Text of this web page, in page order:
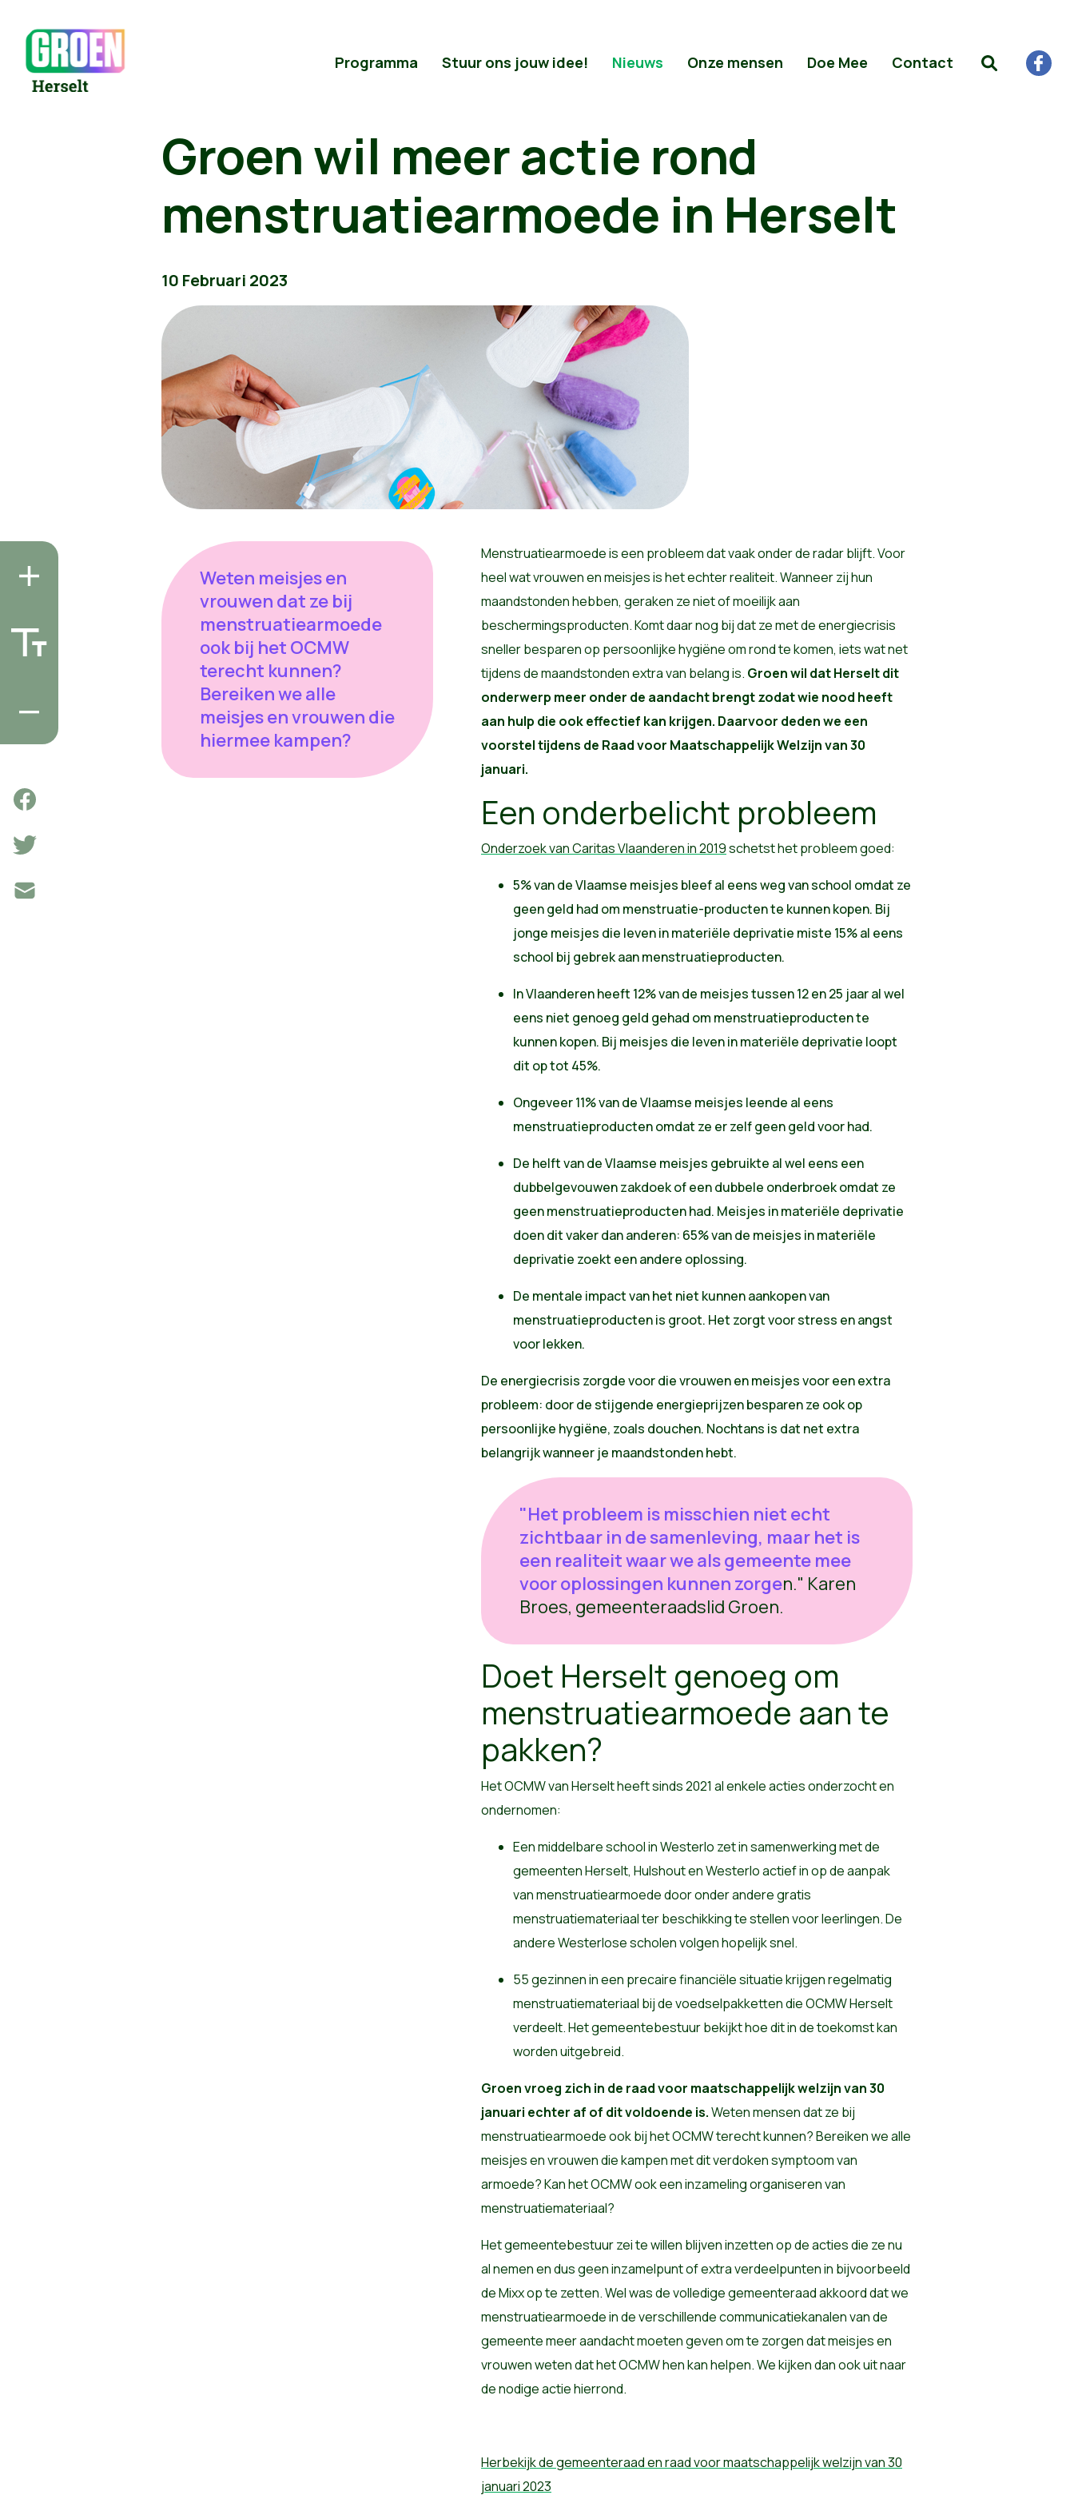
Programma Stuur ons jouw idee! Nieuws Onze mensen Doe Mee Contact
Groen wil meer actie rond
menstruatiearmoede in Herselt
10 Februari 2023
Weten meisjes en
vrouwen dat ze bij
menstruatiearmoede
ook bij het OCMW
terecht kunnen?
Bereiken we alle
meisjes en vrouwen die
hiermee kampen?
Menstruatiearmoede is een probleem dat vaak onder de radar blijft. Voor
heel wat vrouwen en meisjes is het echter realiteit. Wanneer zij hun
maandstonden hebben, geraken ze niet of moeilijk aan
beschermingsproducten. Komt daar nog bij dat ze met de energiecrisis
sneller besparen op persoonlijke hygiëne om rond te komen, iets wat net
tijdens de maandstonden extra van belang is. Groen wil dat Herselt dit
onderwerp meer onder de aandacht brengt zodat wie nood heeft
aan hulp die ook effectief kan krijgen. Daarvoor deden we een
voorstel tijdens de Raad voor Maatschappelijk Welzijn van 30
januari.
Een onderbelicht probleem
Onderzoek van Caritas Vlaanderen in 2019schetst het probleem goed:
5% van de Vlaamse meisjes bleef al eens weg van school omdat ze
geen geld had om menstruatie-producten te kunnen kopen. Bij
jonge meisjes die leven in materiële deprivatie miste 15% al eens
school bij gebrek aan menstruatieproducten.
In Vlaanderen heeft 12% van de meisjes tussen 12 en 25 jaar al wel
eens niet genoeg geld gehad om menstruatieproducten te
kunnen kopen. Bij meisjes die leven in materiële deprivatie loopt
dit op tot 45%.
Ongeveer 11% van de Vlaamse meisjes leende al eens
menstruatieproducten omdat ze er zelf geen geld voor had.
De helft van de Vlaamse meisjes gebruikte al wel eens een
dubbelgevouwen zakdoek of een dubbele onderbroek omdat ze
geen menstruatieproducten had. Meisjes in materiële deprivatie
doen dit vaker dan anderen: 65% van de meisjes in materiële
deprivatie zoekt een andere oplossing.
De mentale impact van het niet kunnen aankopen van
menstruatieproducten is groot. Het zorgt voor stress en angst
voor lekken.
De energiecrisis zorgde voor die vrouwen en meisjes voor een extra
probleem: door de stijgende energieprijzen besparen ze ook op
persoonlijke hygiëne, zoals douchen. Nochtans is dat net extra
belangrijk wanneer je maandstonden hebt.
"Het probleem is misschien niet echt
zichtbaar in de samenleving, maar het is
een realiteit waar we als gemeente mee
voor oplossingen kunnen zorgen." Karen
Broes, gemeenteraadslid Groen.
Doet Herselt genoeg om
menstruatiearmoede aan te
pakken?
Het OCMW van Herselt heeft sinds 2021 al enkele acties onderzocht en
ondernomen:
Een middelbare school in Westerlo zet in samenwerking met de
gemeenten Herselt, Hulshout en Westerlo actief in op de aanpak
van menstruatiearmoede door onder andere gratis
menstruatiemateriaal ter beschikking te stellen voor leerlingen. De
andere Westerlose scholen volgen hopelijk snel.
55 gezinnen in een precaire financiële situatie krijgen regelmatig
menstruatiemateriaal bij de voedselpakketten die OCMW Herselt
verdeelt. Het gemeentebestuur bekijkt hoe dit in de toekomst kan
worden uitgebreid.
Groen vroeg zich in de raad voor maatschappelijk welzijn van 30
januari echter af of dit voldoende is.Weten mensen dat ze bij
menstruatiearmoede ook bij het OCMW terecht kunnen? Bereiken we alle
meisjes en vrouwen die kampen met dit verdoken symptoom van
armoede? Kan het OCMW ook een inzameling organiseren van
menstruatiemateriaal?
Het gemeentebestuur zei te willen blijven inzetten op de acties die ze nu
al nemen en dus geen inzamelpunt of extra verdeelpunten in bijvoorbeeld
de Mixx op te zetten. Wel was de volledige gemeenteraad akkoord dat we
menstruatiearmoede in de verschillende communicatiekanalen van de
gemeente meer aandacht moeten geven om te zorgen dat meisjes en
vrouwen weten dat het OCMW hen kan helpen. We kijken dan ook uit naar
de nodige actie hierrond.
Herbekijk de gemeenteraad en raad voor maatschappelijk welzijn van 30
januari 2023